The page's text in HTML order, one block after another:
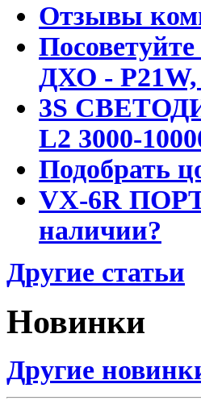
Отзывы
ДХО - P21W,
3S
L2 3000-
Подобрать
VX-6R
наличии?
Другие статьи
Новинки
Другие